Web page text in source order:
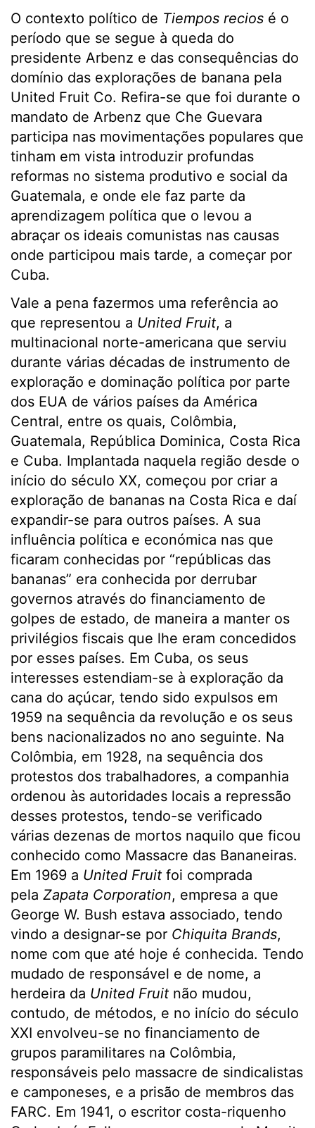
O contexto político de Tiempos recios é o
período que se segue à queda do
presidente Arbenz e das consequências do
domínio das explorações de banana pela
United Fruit Co. Refira-se que foi durante o
mandato de Arbenz que Che Guevara
participa nas movimentações populares que
tinham em vista introduzir profundas
reformas no sistema produtivo e social da
Guatemala, e onde ele faz parte da
aprendizagem política que o levou a
abraçar os ideais comunistas nas causas
onde participou mais tarde, a começar por
Cuba.
Vale a pena fazermos uma referência ao
que representou a United Fruit, a
multinacional norte-americana que serviu
durante várias décadas de instrumento de
exploração e dominação política por parte
dos EUA de vários países da América
Central, entre os quais, Colômbia,
Guatemala, República Dominica, Costa Rica
e Cuba. Implantada naquela região desde o
início do século XX, começou por criar a
exploração de bananas na Costa Rica e daí
expandir-se para outros países. A sua
influência política e económica nas que
ficaram conhecidas por “repúblicas das
bananas” era conhecida por derrubar
governos através do financiamento de
golpes de estado, de maneira a manter os
privilégios fiscais que lhe eram concedidos
por esses países. Em Cuba, os seus
interesses estendiam-se à exploração da
cana do açúcar, tendo sido expulsos em
1959 na sequência da revolução e os seus
bens nacionalizados no ano seguinte. Na
Colômbia, em 1928, na sequência dos
protestos dos trabalhadores, a companhia
ordenou às autoridades locais a repressão
desses protestos, tendo-se verificado
várias dezenas de mortos naquilo que ficou
conhecido como Massacre das Bananeiras.
Em 1969 a United Fruit foi comprada
pela Zapata Corporation, empresa a que
George W. Bush estava associado, tendo
vindo a designar-se por Chiquita Brands,
nome com que até hoje é conhecida. Tendo
mudado de responsável e de nome, a
herdeira da United Fruit não mudou,
contudo, de métodos, e no início do século
XXI envolveu-se no financiamento de
grupos paramilitares na Colômbia,
responsáveis pelo massacre de sindicalistas
e camponeses, e a prisão de membros das
FARC. Em 1941, o escritor costa-riquenho